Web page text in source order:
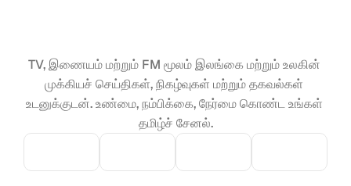
TV, இணையம் மற்றும் FM மூலம் இலங்கை மற்றும் உலகின்
முக்கியச் செய்திகள், நிகழ்வுகள் மற்றும் தகவல்கள்
உடனுக்குடன். உண்மை, நம்பிக்கை, நேர்மை கொண்ட உங்கள்
தமிழ்ச் சேனல்.